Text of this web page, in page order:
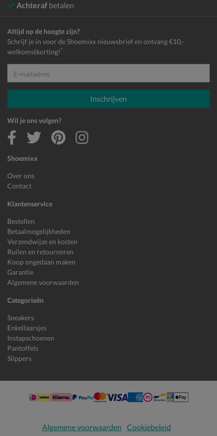
Achteraf betalen
Shoemixx
Over ons
Contact
Klantenservice
Bestellen
Betaalmogelijkheden
Verzendwijze en kosten
Ruilen en retourneren
Koop ongedaan maken
Garantie
Algemene voorwaarden
Categorieën
Sneakers
Enkellaarsjes
Instapschoenen
Pantoffels
Slippers
Altijd op de hoogte zijn?
Schrijf je in voor de Shoemixx nieuwsbrief en ontvang €10,-
welkomstkorting! *
E-mailadres
Inschrijven
Wil je ons volgen?
Algemene voorwaarden Cookiebeleid